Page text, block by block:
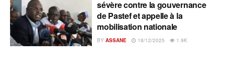
sévère contre la gouvernance
de Pastef et appelle à la
mobilisation nationale
BY ASSANE 18/12/2025 1.9K